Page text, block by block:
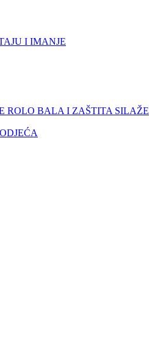
I IMANJE
ROLO BALA I ZAŠTITA SILAŽE